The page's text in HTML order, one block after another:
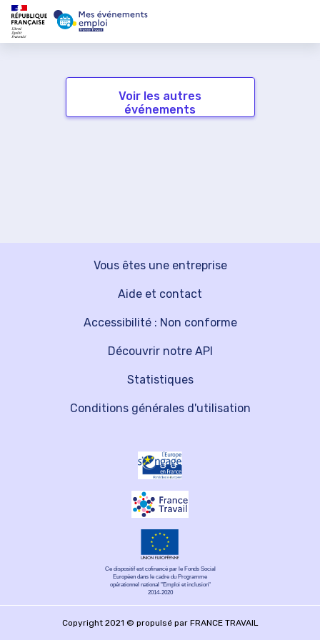
Voir les autres
événements
Vous êtes une entreprise
Découvrir notre API
Aide et contact
Statistiques
Accessibilité : Non conforme
Conditions générales d'utilisation
Ce dispositif est cofinancé par le Fonds Social
Européen dans le cadre du Programme
opérationnel national "Emploi et inclusion"
2014-2020
Copyright 2021 © propulsé par FRANCE TRAVAIL